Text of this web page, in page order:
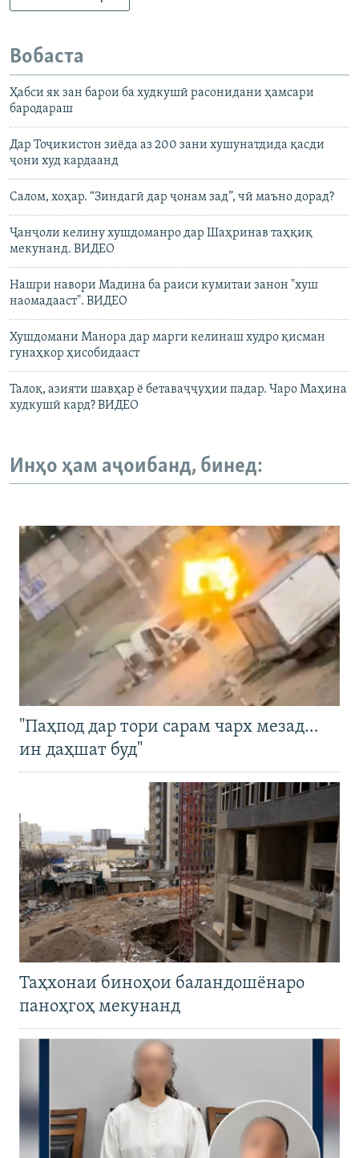
Вобаста
Ҳабси як зан барои ба худкушӣ расонидани ҳамсари
бародараш
Дар Тоҷикистон зиёда аз 200 зани хушунатдида қасди
ҷони худ кардаанд
Салом, хоҳар. “Зиндагӣ дар ҷонам зад”, чӣ маъно дорад?
Ҷанҷоли келину хушдоманро дар Шаҳринав таҳқиқ
мекунанд. ВИДЕО
Нашри навори Мадина ба раиси кумитаи занон "хуш
наомадааст". ВИДЕО
Хушдомани Манора дар марги келинаш худро қисман
гунаҳкор ҳисобидааст
Талоқ, азияти шавҳар ё бетаваҷҷуҳии падар. Чаро Маҳина
худкушӣ кард? ВИДЕО
Инҳо ҳам аҷоибанд, бинед:
"Паҳпод дар тори сарам чарх мезад…
ин даҳшат буд"
Таҳхонаи биноҳои баландошёнаро
паноҳгоҳ мекунанд